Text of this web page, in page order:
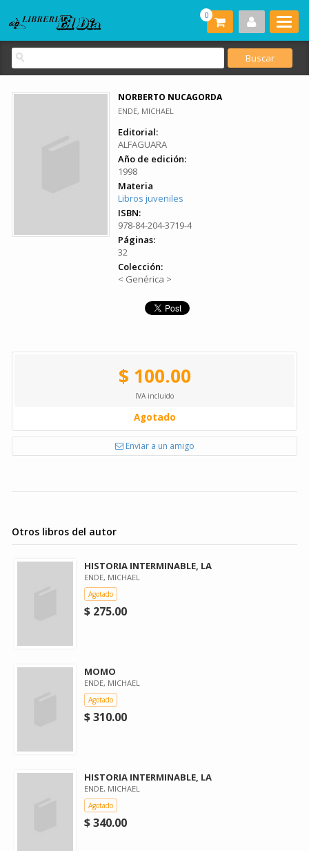
0
NORBERTO NUCAGORDA
ENDE, MICHAEL
Editorial:
ALFAGUARA
Año de edición:
1998
Materia
Libros juveniles
ISBN:
978-84-204-3719-4
Páginas:
32
Colección:
< Genérica >
$ 100.00
IVA incluido
Agotado
Enviar a un amigo
Otros libros del autor
HISTORIA INTERMINABLE, LA
ENDE, MICHAEL
Agotado
$ 275.00
MOMO
ENDE, MICHAEL
Agotado
$ 310.00
HISTORIA INTERMINABLE, LA
ENDE, MICHAEL
Agotado
$ 340.00